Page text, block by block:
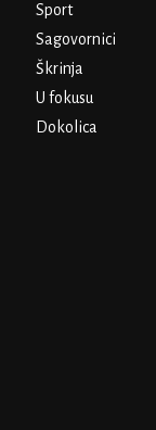
Sport
Sagovornici
Škrinja
U fokusu
Dokolica